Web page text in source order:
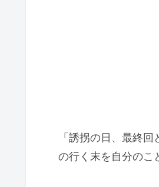
「誘拐の日、最終
の行く末を自分のこ